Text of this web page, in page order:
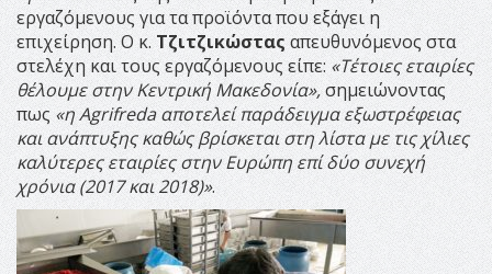
εργαζόμενους για τα προϊόντα που εξάγει η
επιχείρηση. Ο κ. Τζιτζικώσταςαπευθυνόμενος στα
στελέχη και τους εργαζόμενους είπε: «Τέτοιες εταιρίες
θέλουμε στην Κεντρική Μακεδονία»,σημειώνοντας
πως «ηAgrifredaαποτελεί παράδειγμα εξωστρέφειας
και ανάπτυξης καθώς βρίσκεται στη λίστα με τις χίλιες
καλύτερες εταιρίες στην Ευρώπη επί δύο συνεχή
χρόνια (2017 και 2018)».